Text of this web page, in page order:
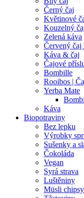
Černý čaj
Květinové
Kouzelný
Zelená káva
Červený čaj
Káva & čaj
Čajové
Bombille
Rooibos |
Yerba Mate
Káva
Biopotraviny
Bez lepku
Výrobky
Sušenky a
Čokoláda
Vegan
Syrá strava
Luštěniny
Müsli chipsy